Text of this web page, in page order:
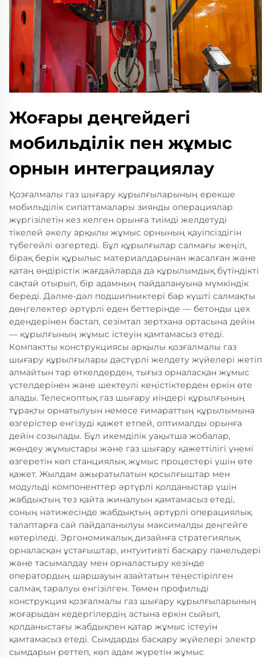
Жоғары деңгейдегі
мобильділік пен жұмыс
орнын интеграциялау
Қозғалмалы газ шығару құрылғыларының ерекше
мобильділік сипаттамалары зиянды операциялар
жүргізілетін кез келген орынға тиімді желдетуді
тікелей әкелу арқылы жұмыс орнының қауіпсіздігін
түбегейлі өзгертеді. Бұл құрылғылар салмағы жеңіл,
бірақ берік құрылыс материалдарынан жасалған және
қатаң өндірістік жағдайларда да құрылымдық бүтіндікті
сақтай отырып, бір адамның пайдалануына мүмкіндік
береді. Дәлме-дәл подшипниктері бар күшті салмақты
дөңгелектер әртүрлі еден беттерінде — бетонды цех
едендерінен бастап, сезімтал зертхана ортасына дейін
— құрылғының жұмыс істеуін қамтамасыз етеді.
Компактты конструкциясы арқылы қозғалмалы газ
шығару құрылғылары дәстүрлі желдету жүйелері жетіп
алмайтын тар өткелдерден, тығыз орналасқан жұмыс
үстелдерінен және шектеулі кеңістіктерден еркін өте
алады. Телескоптық газ шығару иіндері құрылғының
тұрақты орнатылуын немесе ғимараттың құрылымына
өзгерістер енгізуді қажет етпей, оптималды орынға
дейін созылады. Бұл икемділік уақытша жобалар,
жөндеу жұмыстары және газ шығару қажеттілігі үнемі
өзгеретін көп станциялық жұмыс процестері үшін өте
қажет. Жылдам ажыратылатын қосылғыштар мен
модульді компоненттер әртүрлі қолданыстар үшін
жабдықтың тез қайта жиналуын қамтамасыз етеді,
соның нәтижесінде жабдықтың әртүрлі операциялық
талаптарға сай пайдаланылуы максималды деңгейге
көтеріледі. Эргономикалық дизайнға стратегиялық
орналасқан ұстағыштар, интуитивті басқару панельдері
және тасымалдау мен орналастыру кезінде
оператордың шаршауын азайтатын теңестірілген
салмақ таралуы енгізілген. Төмен профильді
конструкция қозғалмалы газ шығару құрылғыларының
жоғарыдан кедергілердің астына еркін сыйып,
қолданыстағы жабдықпен қатар жұмыс істеуін
қамтамасыз етеді. Сымдарды басқару жүйелері электр
сымдарын реттеп, көп адам жүретін жұмыс